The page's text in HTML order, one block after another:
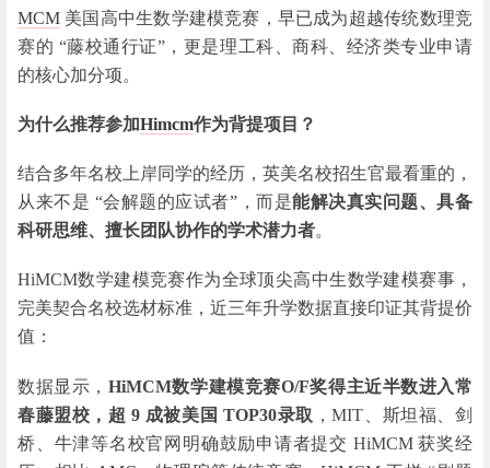
MCM 美国高中生数学建模竞赛，早已成为超越传统数理竞
赛的 “藤校通行证”，更是理工科、商科、经济类专业申请
的核心加分项。
为什么推荐参加Himcm作为背提项目？
结合多年名校上岸同学的经历，英美名校招生官最看重的，
从来不是 “会解题的应试者”，而是能解决真实问题、具备
科研思维、擅长团队协作的学术潜力者。
HiMCM数学建模竞赛作为全球顶尖高中生数学建模赛事，
完美契合名校选材标准，近三年升学数据直接印证其背提价
值：
数据显示， HiMCM数学建模竞赛O/F奖得主近半数进入常
春藤盟校，超 9 成被美国 TOP30录取 ，MIT、斯坦福、剑
桥、牛津等名校官网明确鼓励申请者提交 HiMCM 获奖经